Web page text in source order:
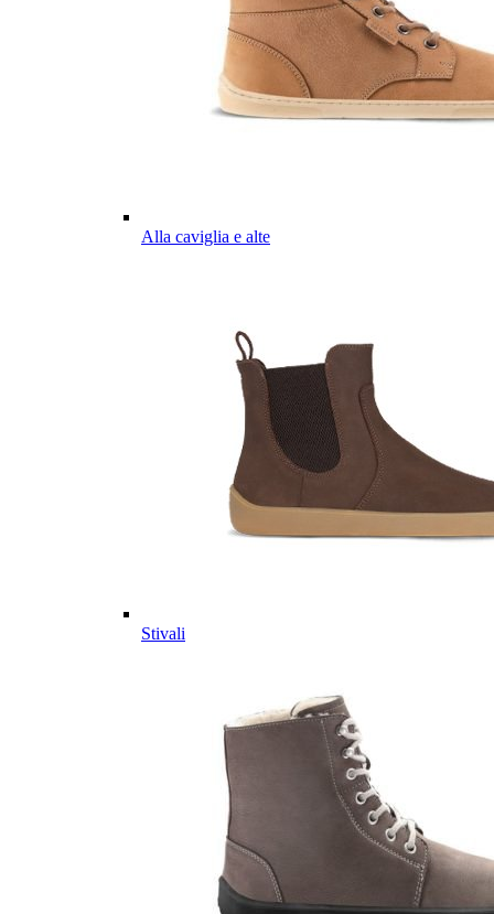
Alla caviglia e alte
Stivali